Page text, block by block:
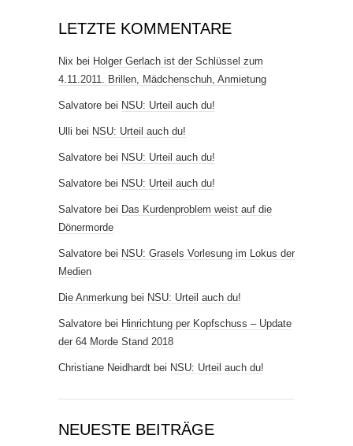
LETZTE KOMMENTARE
Nix bei Holger Gerlach ist der Schlüssel zum
4.11.2011. Brillen, Mädchenschuh, Anmietung
Salvatore bei NSU: Urteil auch du!
Ulli bei NSU: Urteil auch du!
Salvatore bei NSU: Urteil auch du!
Salvatore bei NSU: Urteil auch du!
Salvatore bei Das Kurdenproblem weist auf die
Dönermorde
Salvatore bei NSU: Grasels Vorlesung im Lokus der
Medien
Die Anmerkung bei NSU: Urteil auch du!
Salvatore bei Hinrichtung per Kopfschuss – Update
der 64 Morde Stand 2018
Christiane Neidhardt bei NSU: Urteil auch du!
NEUESTE BEITRÄGE